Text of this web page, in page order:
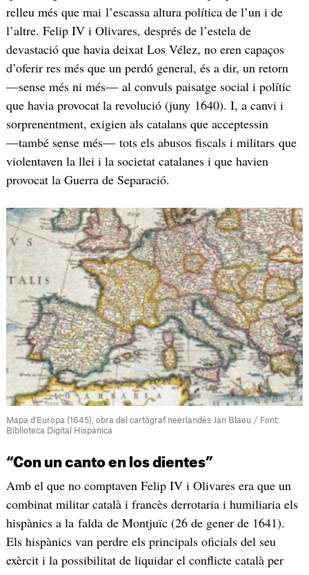
relleu més que mai l’escassa altura política de l’un i de
l’altre. Felip IV i Olivares, després de l’estela de
devastació que havia deixat Los Vélez, no eren capaços
d’oferir res més que un perdó general, és a dir, un retorn
―sense més ni més― al convuls paisatge social i polític
que havia provocat la revolució (juny 1640). I, a canvi i
sorprenentment, exigien als catalans que acceptessin
―també sense més― tots els abusos fiscals i militars que
violentaven la llei i la societat catalanes i que havien
provocat la Guerra de Separació.
Mapa d'Europa (1645), obra del cartògraf neerlandès Jan Blaeu / Font:
Biblioteca Digital Hispànica
“Con un canto en los dientes”
Amb el que no comptaven Felip IV i Olivares era que un
combinat militar català i francès derrotaria i humiliaria els
hispànics a la falda de Montjuïc (26 de gener de 1641).
Els hispànics van perdre els principals oficials del seu
exèrcit i la possibilitat de liquidar el conflicte català per